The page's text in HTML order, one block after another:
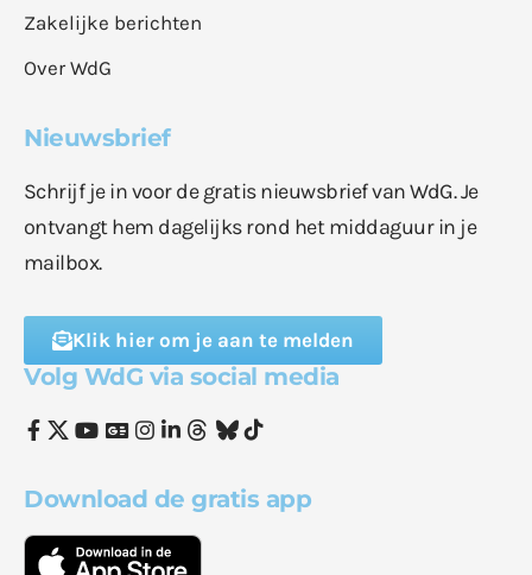
Zakelijke berichten
Over WdG
Nieuwsbrief
Schrijf je in voor de gratis nieuwsbrief van WdG. Je
ontvangt hem dagelijks rond het middaguur in je
mailbox.
Klik hier om je aan te melden
Volg WdG via social media
Download de gratis app